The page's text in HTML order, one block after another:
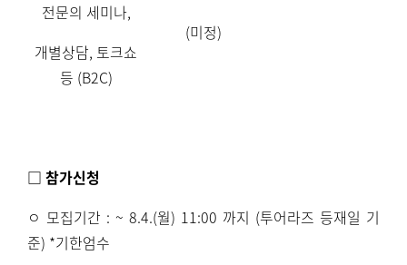
전문의 세미나,
개별상담, 토크쇼
등 (B2C)
(미정)
□ 참가신청
ㅇ 모집기간 : ~ 8.4.(월) 11:00 까지 (투어라즈 등재일 기
준) *기한엄수